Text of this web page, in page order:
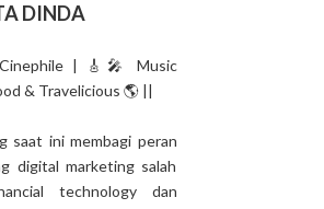
DINDA
| 🎸🎤 Music
& Travelicious 🌎 ||
saat ini membagi peran
digital marketing salah
technology dan